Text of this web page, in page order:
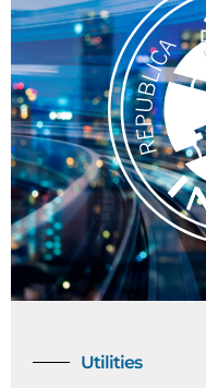
Utilities